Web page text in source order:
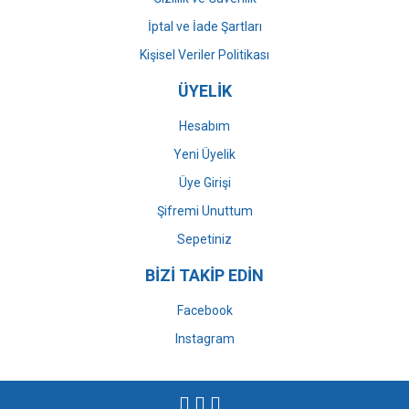
İptal ve İade Şartları
Kişisel Veriler Politikası
ÜYELİK
Hesabım
Yeni Üyelik
Üye Girişi
Şifremi Unuttum
Sepetiniz
BİZİ TAKİP EDİN
Facebook
Instagram